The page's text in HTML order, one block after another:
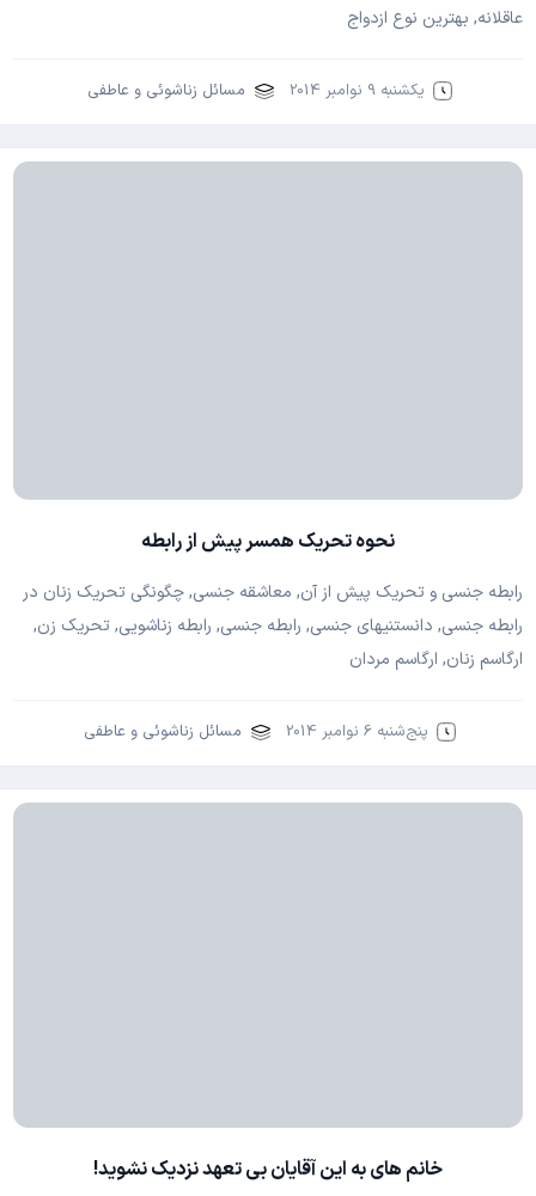
عاقلانه, بهترین نوع ازدواج
یکشنبه 9 نوامبر 2014 مسائل زناشوئی و عاطفی
نحوه تحریک همسر پیش از رابطه
رابطه جنسی و تحریک پیش از آن, معاشقه جنسی, چگونگی تحریک زنان در
رابطه جنسی, دانستنیهای جنسی, رابطه جنسی, رابطه زناشویی, تحریک زن,
ارگاسم زنان, ارگاسم مردان
پنج‌شنبه 6 نوامبر 2014 مسائل زناشوئی و عاطفی
خانم های به این آقایان بی تعهد نزدیک نشوید!